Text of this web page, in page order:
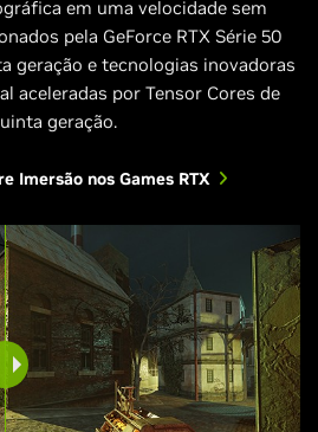
em uma velocidade sem
pela GeForce RTX Série 50
geração e tecnologias inovadoras
aceleradas por Tensor Cores de
geração.
Imersão nos Games RTX